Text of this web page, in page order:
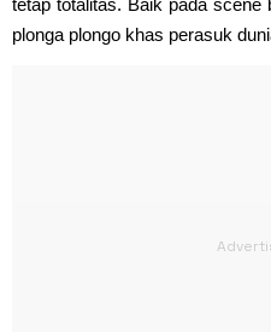
plonga plongo khas perasuk